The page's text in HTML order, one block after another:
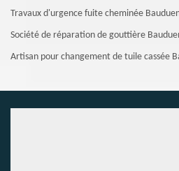
Travaux d'urgence fuite cheminée
Société de réparation de gouttière
Artisan pour changement de tuile cassée